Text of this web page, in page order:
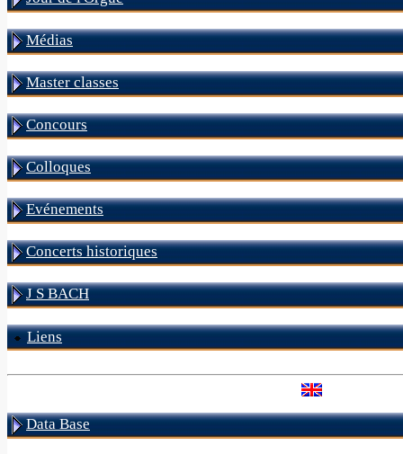
Médias
Master classes
Concours
Colloques
Evénements
Concerts historiques
J S BACH
Liens
Data Base